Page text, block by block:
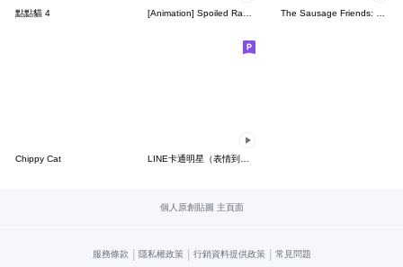
點點貓 4 [Animation] Spoiled Rabbit 2 The Sausage Friends: Party Time
Chippy Cat
個人原創貼圖 主頁面
服務條款 | 隱私權政策 | 行銷資料提供政策 | 常見問題